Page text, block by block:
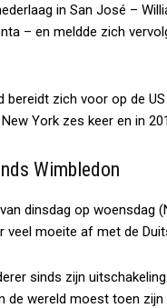
in San José –
– en meldde zich
bereidt zich voor op de
York zes keer en in
Wimbledon
dinsdag op woensdag
veel moeite af met de
sinds zijn
de wereld moest toen